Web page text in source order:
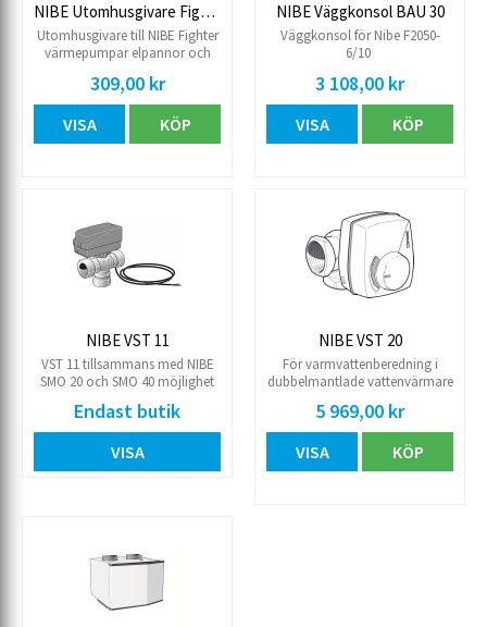
NIBE Utomhusgivare Fighter
Utomhusgivare till NIBE Fighter
värmepumpar elpannor och
F1226, F1145, F1245, F1155,
F1255, F1345, F1355 VVM 225,
VVM 320, VVM 325, VVM 310,
VVM 500, F370, F470; F730,
309,00 kr
VISA KÖP
NIBE Väggkonsol BAU 30
Väggkonsol för Nibe F2050-
6/10
3 108,00 kr
VISA KÖP
NIBE VST 11
VST 11 tillsammans med NIBE
SMO 20 och SMO 40 möjlighet
varmvattenladdning vid system
med ﬂytande kondensering. För
detta krävs också en
varmvattenackumulator,
Endast butik
VISA
NIBE VST 20
För varmvattenberedning i
dubbelmantlade vattenvärmare
markvärmepump Fighter 1320-
40 eller luft/vattenvärmepump
Fighter 2005-14. Dimension
DN32.
5 969,00 kr
VISA KÖP